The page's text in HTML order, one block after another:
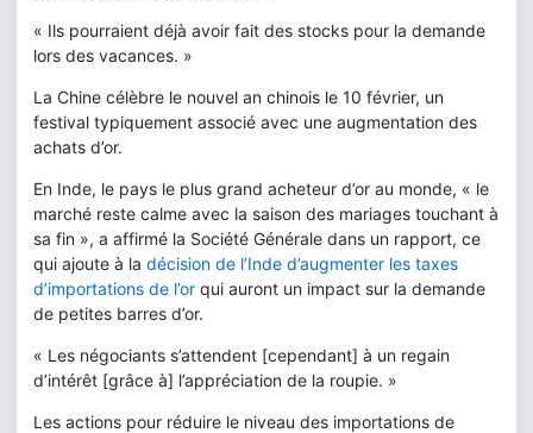
« Ils pourraient déjà avoir fait des stocks pour la demande
lors des vacances. »
La Chine célèbre le nouvel an chinois le 10 février, un
festival typiquement associé avec une augmentation des
achats d’or.
En Inde, le pays le plus grand acheteur d’or au monde, « le
marché reste calme avec la saison des mariages touchant à
sa fin », a affirmé la Société Générale dans un rapport, ce
qui ajoute à la décision de l’Inde d’augmenter les taxes
d’importations de l’or qui auront un impact sur la demande
de petites barres d’or.
« Les négociants s’attendent [cependant] à un regain
d’intérêt [grâce à] l’appréciation de la roupie. »
Les actions pour réduire le niveau des importations de